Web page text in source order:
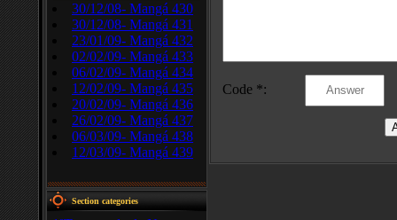
30/12/08- Mangá 430
30/12/08- Mangá 431
23/01/09- Mangá 432
02/02/09- Mangá 433
06/02/09- Mangá 434
12/02/09- Mangá 435
20/02/09- Mangá 436
26/02/09- Mangá 437
06/03/09- Mangá 438
12/03/09- Mangá 439
Section categories
Code *: